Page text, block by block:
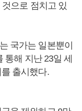
으로 점치고 있
국가는 일본뿐이
해 지난 23일 세
출시했다.